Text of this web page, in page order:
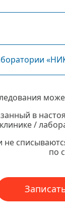
в
/
не
по